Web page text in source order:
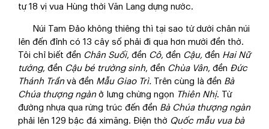
tự 18 vị vua Hùng thời Văn Lang dựng nước.
Núi Tam Đảo không thiêng thì tại sao từ dưới chân núi
lên đến đỉnh có 13 cây số phải đi qua hơn mười đền thờ.
Tôi chỉ biết đền Chân Suối, đền Cô, đền Cậu, đền Hai Nữ
tướng, đền Cậu bé trường sinh, đền Chùa Vân, đền Đức
Thánh Trần và đền Mẫu Giao Trì. Trên cùng là đền Bà
Chúa thượng ngàn ở lưng chừng ngọn Thiên Nhị. Từ
đường nhựa qua rừng trúc đến đền Bà Chúa thượng ngàn
phải lên 129 bậc đá ximăng. Điện thờ Quốc mẫu vua bà